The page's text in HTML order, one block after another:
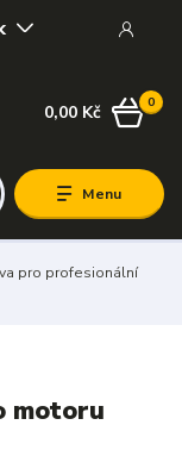
Menu
0
0,00 Kč
pro profesionální
motoru